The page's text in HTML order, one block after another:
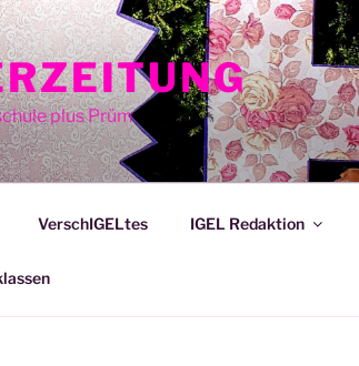
plus Prüm
VerschIGELtes IGEL Redaktion